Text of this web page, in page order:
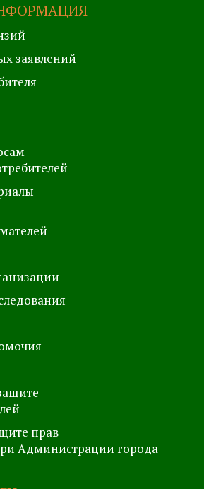
заявлений
прав
Администрации города